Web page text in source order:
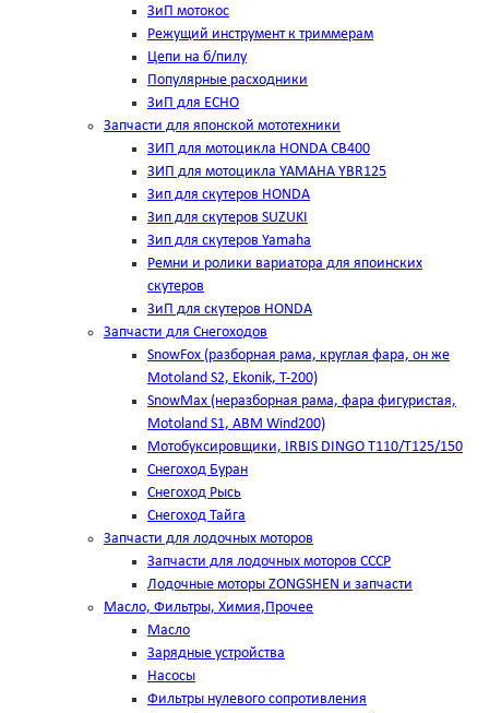
ЗиП мотокос
Режущий инструмент к триммерам
Цепи на б/пилу
Популярные расходники
ЗиП для ЕСНО
Запчасти для японской мототехники
ЗИП для мотоцикла HONDA CB400
ЗИП для мотоцикла YAMAHA YBR125
Зип для скутеров HONDA
Зип для скутеров SUZUKI
Зип для скутеров Yamaha
Ремни и ролики вариатора для япоинских
скутеров
ЗиП для скутеров HONDA
Запчасти для Снегоходов
SnowFox (разборная рама, круглая фара, он же
Motoland S2, Ekonik, T-200)
SnowMax (неразборная рама, фара фигуристая,
Motoland S1, ABM Wind200)
Мотобуксировщики, IRBIS DINGO Т110/Т125/150
Снегоход Буран
Снегоход Рысь
Снегоход Тайга
Запчасти для лодочных моторов
Запчасти для лодочных моторов СССР
Лодочные моторы ZONGSHEN и запчасти
Масло, Фильтры, Химия,Прочее
Масло
Зарядные устройства
Насосы
Фильтры нулевого сопротивления